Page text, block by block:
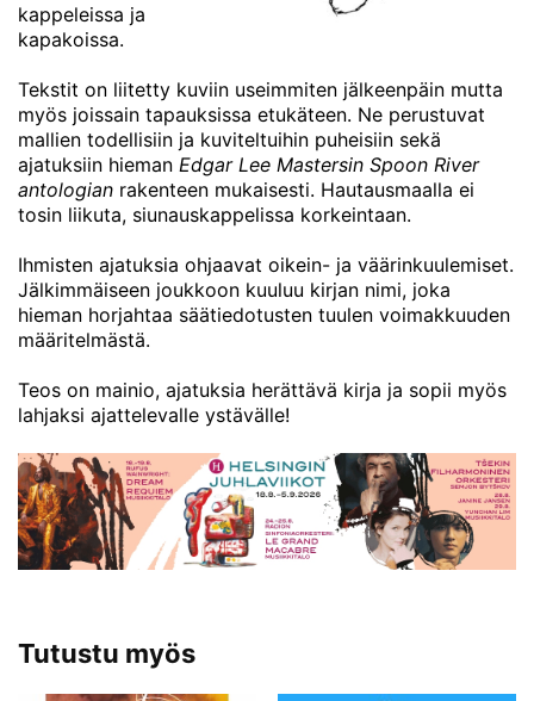
kappeleissa ja
kapakoissa.
Tekstit on liitetty kuviin useimmiten jälkeenpäin mutta
myös joissain tapauksissa etukäteen. Ne perustuvat
mallien todellisiin ja kuviteltuihin puheisiin sekä
ajatuksiin hieman Edgar Lee Mastersin Spoon River
antologian rakenteen mukaisesti. Hautausmaalla ei
tosin liikuta, siunauskappelissa korkeintaan.
Ihmisten ajatuksia ohjaavat oikein- ja väärinkuulemiset.
Jälkimmäiseen joukkoon kuuluu kirjan nimi, joka
hieman horjahtaa säätiedotusten tuulen voimakkuuden
määritelmästä.
Teos on mainio, ajatuksia herättävä kirja ja sopii myös
lahjaksi ajattelevalle ystävälle!
Tutustu myös